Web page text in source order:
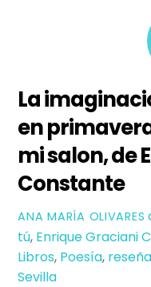
La
en
mi salon, de
Constante
ANA MARÍA OLIVARES
tú, Enrique Graciani
Libros, Poesía,
Sevilla